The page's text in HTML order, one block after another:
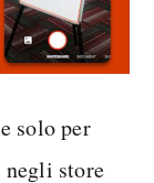
solo per
negli store